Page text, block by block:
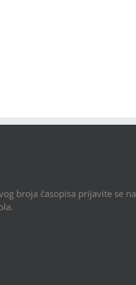
broja časopisa prijavite se na